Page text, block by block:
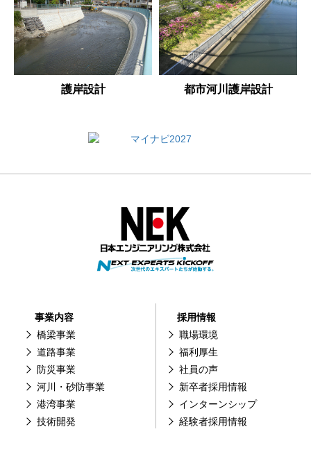
護岸設計 都市河川護岸設計
事業内容
橋梁事業
道路事業
防災事業
河川・砂防事業
港湾事業
技術開発
採用情報
職場環境
福利厚生
社員の声
新卒者採用情報
インターンシップ
経験者採用情報